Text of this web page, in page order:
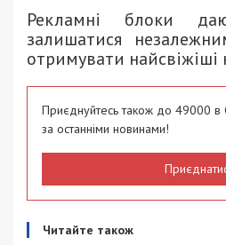
Рекламні блоки
залишатися
отримувати
Приєднуйтесь також до 49000 в
за останніми новинами!
Читайте також